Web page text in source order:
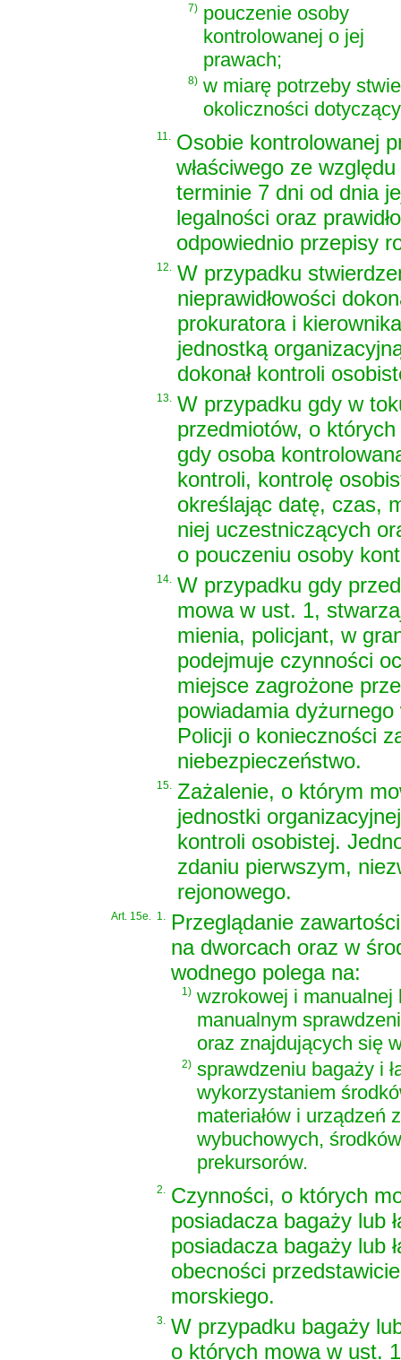
7) pouczenie osoby
kontrolowanej o jej
prawach;
8) w miarę potrzeby
okoliczności
11. Osobie kontrolowanej
właściwego ze
terminie 7 dni od dnia
legalności oraz
odpowiednio przepisy
12. W przypadku
nieprawidłowości
prokuratora i
jednostką
dokonał kontroli
13. W przypadku gdy w
przedmiotów, o
gdy osoba
kontroli, kontrolę
określając datę, czas,
niej uczestniczących
o pouczeniu osoby
14. W przypadku gdy
mowa w ust. 1,
mienia, policjant, w
podejmuje czynności
miejsce zagrożone
powiadamia
Policji o konieczności
niebezpieczeństwo.
15. Zażalenie, o którym
jednostki
kontroli osobistej.
zdaniu pierwszym,
rejonowego.
Art. 15e. 1. Przeglądanie
na dworcach oraz w
wodnego polega na:
1) wzrokowej i manualnej
manualnym
oraz znajdujących się
2) sprawdzeniu bagaży i
wykorzystaniem
materiałów i urządzeń
wybuchowych,
prekursorów.
2. Czynności, o których
posiadacza bagaży lub
posiadacza bagaży lub
obecności
morskiego.
3. W przypadku bagaży
o których mowa w ust.